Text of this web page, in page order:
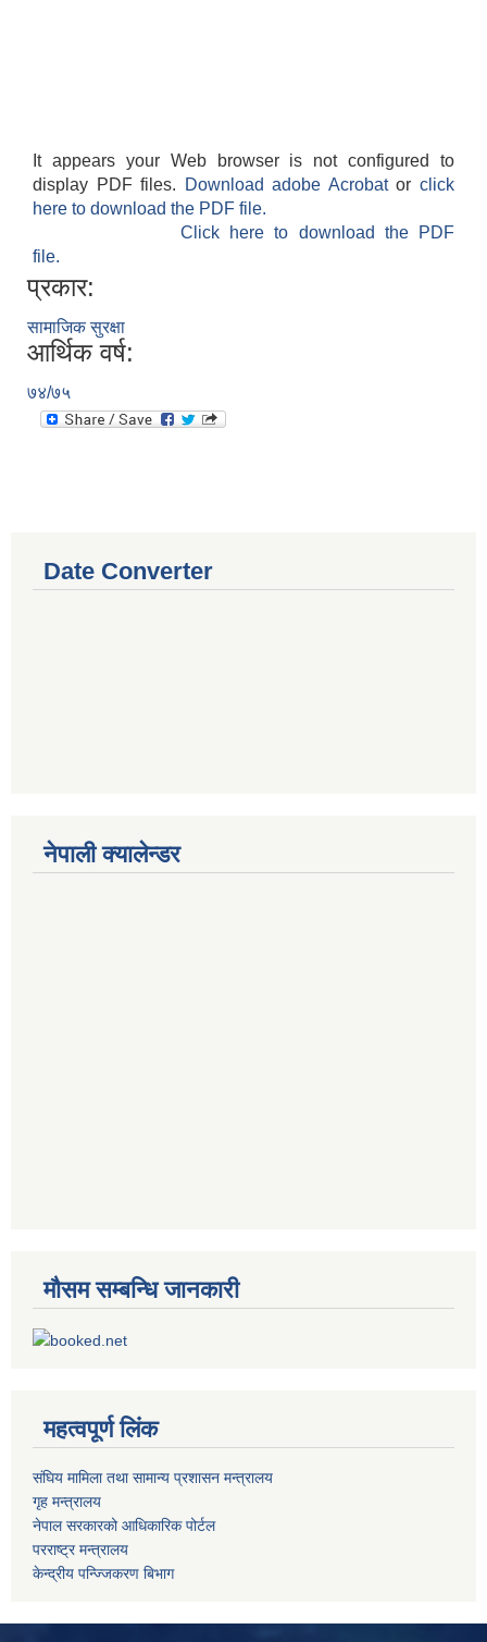
It appears your Web browser is not configured to
display PDF files.
Download adobe Acrobatorclick
here to download the PDF file.
Click here to download the PDF
file.
प्रकार:
सामाजिक सुरक्षा
आर्थिक वर्ष:
७४/७५
Date Converter
नेपाली क्यालेन्डर
मौसम सम्बन्धि जानकारी
महत्वपूर्ण लिंक
संघिय मामिला तथा सामान्य प्रशासन मन्त्रालय
गृह मन्त्रालय
नेपाल सरकारको आधिकारिक पोर्टल
परराष्ट्र मन्त्रालय
केन्द्रीय पन्ज्जिकरण बिभाग